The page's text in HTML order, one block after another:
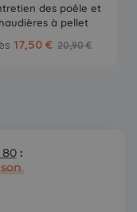
des poêle et
à pellet
17,50 € 20,90 €
: